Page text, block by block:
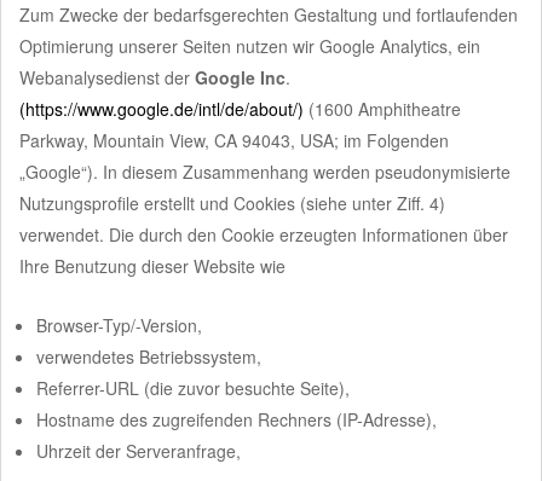
Zum Zwecke der bedarfsgerechten Gestaltung und fortlaufenden
Optimierung unserer Seiten nutzen wir Google Analytics, ein
Webanalysedienst der Google Inc.
(https://www.google.de/intl/de/about/) (1600 Amphitheatre
Parkway, Mountain View, CA 94043, USA; im Folgenden
„Google“). In diesem Zusammenhang werden pseudonymisierte
Nutzungsprofile erstellt und Cookies (siehe unter Ziff. 4)
verwendet. Die durch den Cookie erzeugten Informationen über
Ihre Benutzung dieser Website wie
Browser-Typ/-Version,
verwendetes Betriebssystem,
Referrer-URL (die zuvor besuchte Seite),
Hostname des zugreifenden Rechners (IP-Adresse),
Uhrzeit der Serveranfrage,